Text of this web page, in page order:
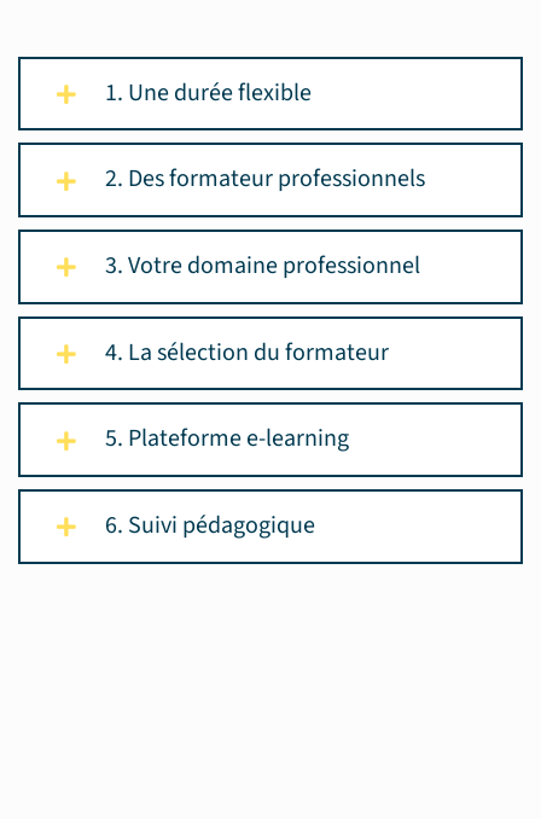
1. Une durée flexible
2. Des formateur professionnels
3. Votre domaine professionnel
4. La sélection du formateur
5. Plateforme e-learning
6. Suivi pédagogique